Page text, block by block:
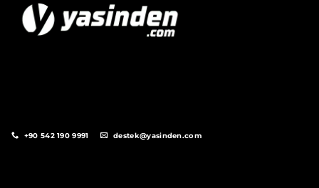
+90 542 190 9991 destek@yasinden.com